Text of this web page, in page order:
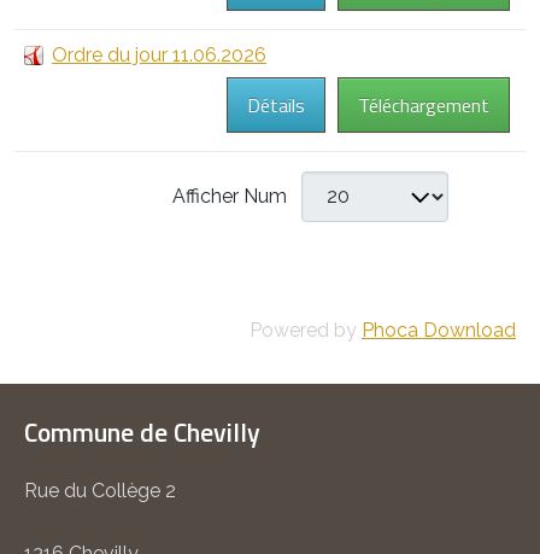
Ordre du jour 11.06.2026
Téléchargement
Détails
Afficher Num
Powered by Phoca Download
Commune de Chevilly
Rue du Collège 2